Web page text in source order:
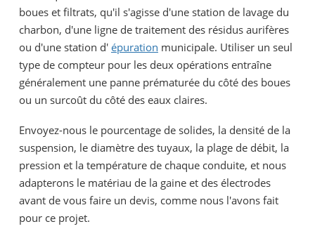
boues et filtrats, qu'il s'agisse d'une station de lavage du
charbon, d'une ligne de traitement des résidus aurifères
ou d'une station d' épuration municipale. Utiliser un seul
type de compteur pour les deux opérations entraîne
généralement une panne prématurée du côté des boues
ou un surcoût du côté des eaux claires.
Envoyez-nous le pourcentage de solides, la densité de la
suspension, le diamètre des tuyaux, la plage de débit, la
pression et la température de chaque conduite, et nous
adapterons le matériau de la gaine et des électrodes
avant de vous faire un devis, comme nous l'avons fait
pour ce projet.